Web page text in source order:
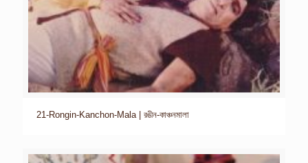
21-Rongin-Kanchon-Mala | রঙীন-কাঞ্চনমালা